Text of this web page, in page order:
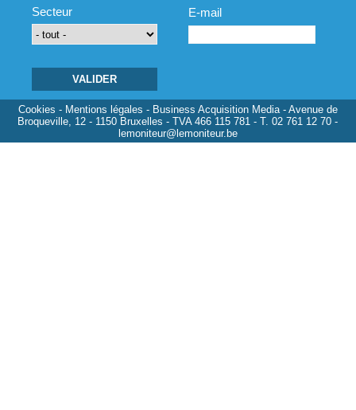
Secteur E-mail
Cookies - Mentions légales - Business Acquisition Media - Avenue de
Broqueville, 12 - 1150 Bruxelles - TVA 466 115 781 - T. 02 761 12 70 -
lemoniteur@lemoniteur.be